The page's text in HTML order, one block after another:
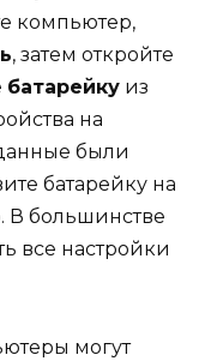
компьютер,
, затем откройте
батарейку из
на
были
батарейку на
В большинстве
все настройки
могут